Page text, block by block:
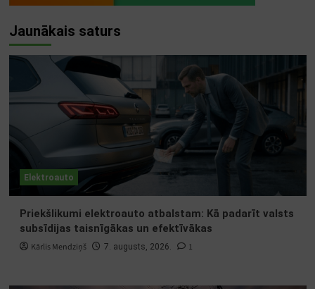
Jaunākais saturs
Elektroauto
Priekšlikumi elektroauto atbalstam: Kā padarīt valsts
subsīdijas taisnīgākas un efektīvākas
Kārlis Mendziņš 7. augusts, 2026. 1